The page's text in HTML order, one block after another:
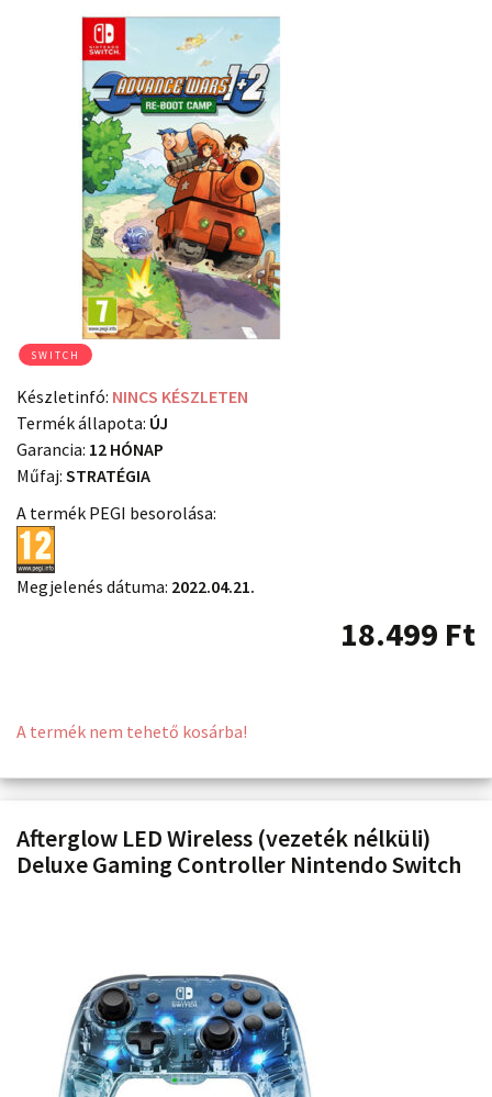
SWITCH
Készletinfó: NINCS KÉSZLETEN
Termék állapota: ÚJ
Garancia: 12 HÓNAP
Műfaj: STRATÉGIA
A termék PEGI besorolása:
Megjelenés dátuma: 2022.04.21.
18.499 Ft
A termék nem tehető kosárba!
Afterglow LED Wireless (vezeték nélküli)
Deluxe Gaming Controller Nintendo Switch